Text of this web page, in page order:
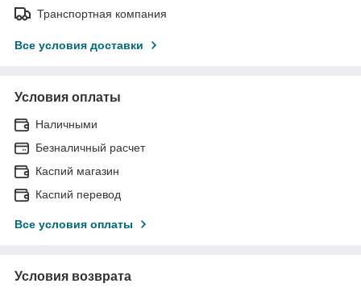
Транспортная компания
Все условия доставки
Условия оплаты
Наличными
Безналичный расчет
Каспий магазин
Каспий перевод
Все условия оплаты
Условия возврата